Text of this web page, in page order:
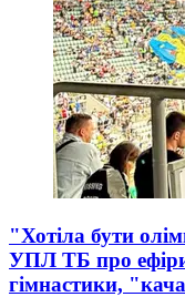
"Хотіла бути
УПЛ ТБ про
гімнастики,